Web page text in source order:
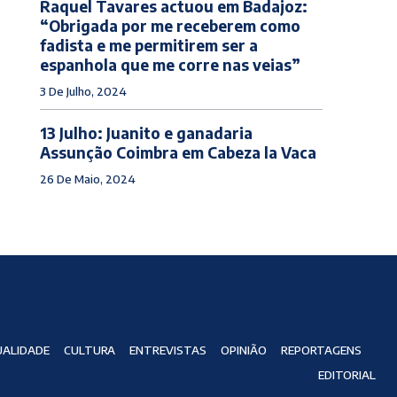
Raquel Tavares actuou em Badajoz:
“Obrigada por me receberem como
fadista e me permitirem ser a
espanhola que me corre nas veias”
3 De Julho, 2024
13 Julho: Juanito e ganadaria
Assunção Coimbra em Cabeza la Vaca
26 De Maio, 2024
CULTURA ENTREVISTAS OPINIÃO
REPORTAGENS
EDITORIAL